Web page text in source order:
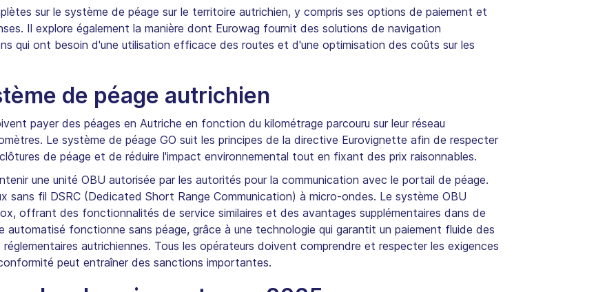
sur le système de péage sur le territoire autrichien, y compris ses options de paiement et
Il explore également la manière dont Eurowag fournit des solutions de navigation
qui ont besoin d'une utilisation efficace des routes et d'une optimisation des coûts sur les
de péage autrichien
payer des péages en Autriche en fonction du kilométrage parcouru sur leur réseau
Le système de péage GO suit les principes de la directive Eurovignette afin de respecter
de péage et de réduire l'impact environnemental tout en fixant des prix raisonnables.
une unité OBU autorisée par les autorités pour la communication avec le portail de péage.
sans fil DSRC (Dedicated Short Range Communication) à micro-ondes. Le système OBU
offrant des fonctionnalités de service similaires et des avantages supplémentaires dans de
automatisé fonctionne sans péage, grâce à une technologie qui garantit un paiement fluide des
autrichiennes. Tous les opérateurs doivent comprendre et respecter les exigences
peut entraîner des sanctions importantes.